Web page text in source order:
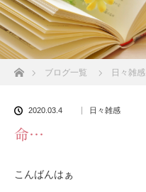
ホームブログ一覧 日々雑感
2020.03.4 日々雑感
命…
こんばんはぁ